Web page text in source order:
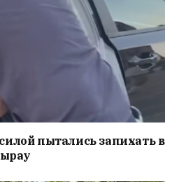
пытались запихать в